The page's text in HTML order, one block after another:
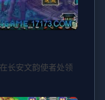
长安文韵使者处领